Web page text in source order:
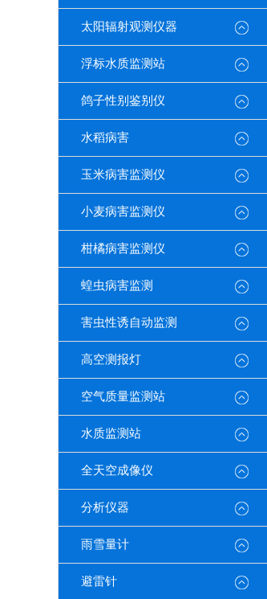
太阳辐射观测仪器
浮标水质监测站
鸽子性别鉴别仪
水稻病害
玉米病害监测仪
小麦病害监测仪
柑橘病害监测仪
蝗虫病害监测
害虫性诱自动监测
高空测报灯
空气质量监测站
水质监测站
全天空成像仪
分析仪器
雨雪量计
避雷针